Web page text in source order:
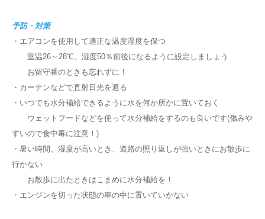
予防・対策
・エアコンを使用して適正な温度湿度を保つ
室温26～28℃、湿度50％前後になるように設定しましょう
お留守番のときも忘れずに！
・カーテンなどで直射日光を遮る
・いつでも水分補給できるように水を何か所かに置いておく
ウェットフードなどを使って水分補給をするのも良いです(傷みや
すいので食中毒に注意！)
・暑い時間、湿度が高いとき、道路の照り返しが強いときにお散歩に
行かない
お散歩に出たときはこまめに水分補給を！
・エンジンを切った状態の車の中に置いていかない